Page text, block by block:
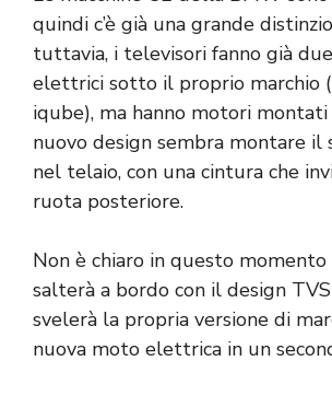
quindi c’è già una grande
tuttavia, i televisori fanno già
elettrici sotto il proprio marchio
iqube), ma hanno motori
nuovo design sembra montare il
nel telaio, con una cintura che
ruota posteriore.
Non è chiaro in questo
salterà a bordo con il design
svelerà la propria versione di
nuova moto elettrica in un